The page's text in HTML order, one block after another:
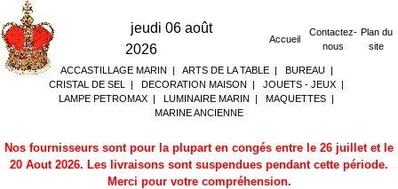
jeudi 06 août
2026
Accueil
Contactez-
nous
Plan du
site
ACCASTILLAGE MARIN | ARTS DE LA TABLE| BUREAU|
CRISTAL DE SEL
| DECORATION MAISON | JOUETS - JEUX |
LAMPE PETROMAX | LUMINAIRE MARIN | MAQUETTES |
MARINE ANCIENNE
Nos fournisseurs sont pour la plupart en congés entre le 26 juillet et le
20 Aout 2026. Les livraisons sont suspendues pendant cette période.
Merci pour votre compréhension.